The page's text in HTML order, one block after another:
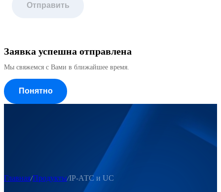
Отправить
Заявка успешна отправлена
Мы свяжемся с Вами в ближайшее время.
Понятно
Главная Продукты IP-АТС и UC